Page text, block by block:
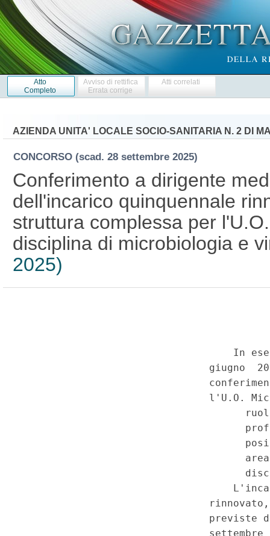
Atto
Completo
Avviso di rettifica
Errata corrige
Atti correlati
AZIENDA UNITA' LOCALE SOCIO-SANITARIA N. 2 DI
CONCORSO (scad. 28 settembre 2025)
Conferimento a dirigente
dell'incarico quinquennale
struttura complessa per
disciplina di microbiologia e
2025)